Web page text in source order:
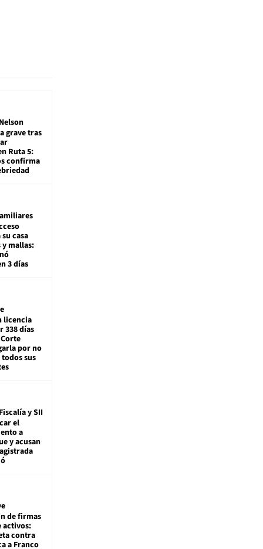
Nelson
grave tras
Ruta 5:
confirma
casa
mallas:
3 días
licencia
338 días
por no
sus
Fiscalía y SII
el
a
y acusan
de firmas
activos:
contra
a Franco